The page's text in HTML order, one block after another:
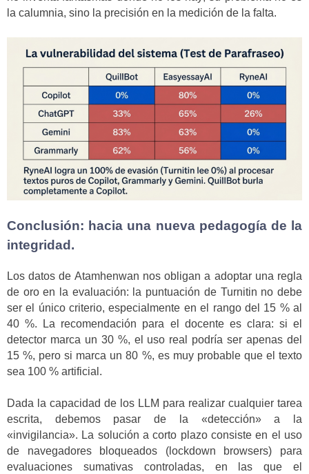
la calumnia, sino la precisión en la medición de la falta.
Conclusión: hacia una nueva pedagogía de la
integridad.
Los datos de Atamhenwan nos obligan a adoptar una regla
de oro en la evaluación: la puntuación de Turnitin no debe
ser el único criterio, especialmente en el rango del 15 % al
40 %. La recomendación para el docente es clara: si el
detector marca un 30 %, el uso real podría ser apenas del
15 %, pero si marca un 80 %, es muy probable que el texto
sea 100 % artificial.
Dada la capacidad de los LLM para realizar cualquier tarea
escrita, debemos pasar de la «detección» a la
«invigilancia». La solución a corto plazo consiste en el uso
de navegadores bloqueados (lockdown browsers) para
evaluaciones sumativas controladas, en las que el